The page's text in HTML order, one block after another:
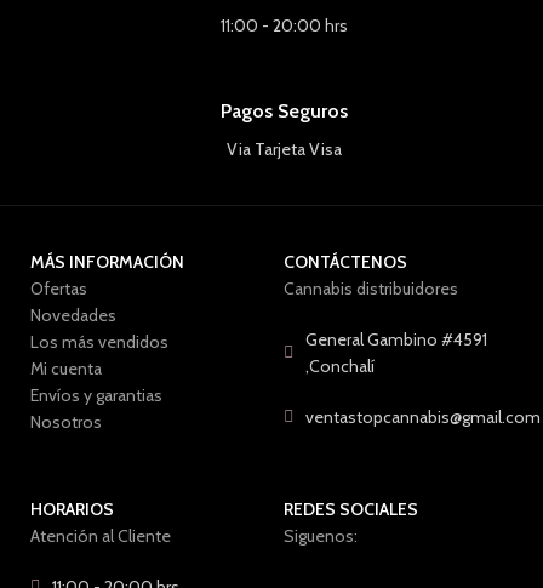
11:00 - 20:00 hrs
Pagos Seguros
Via Tarjeta Visa
MÁS INFORMACIÓN
Ofertas
Novedades
Los más vendidos
Mi cuenta
Envíos y garantias
Nosotros
CONTÁCTENOS
Cannabis distribuidores
General Gambino #4591
,Conchalí
ventastopcannabis@gmail.com
HORARIOS
Atención al Cliente
REDES SOCIALES
Siguenos: